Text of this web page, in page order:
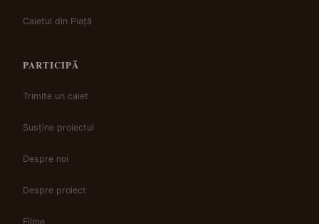
Caietul din Piață
PARTICIPĂ
Trimite un caiet
Susține proiectul
Despre noi
Despre proiect
Filme